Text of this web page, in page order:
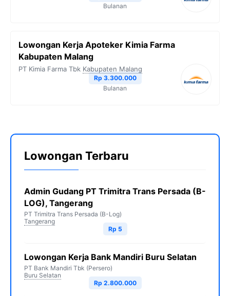
Bulanan
Lowongan Kerja Apoteker Kimia Farma
Kabupaten Malang
PT Kimia Farma Tbk Kabupaten Malang
Rp 3.300.000
Bulanan
Lowongan Terbaru
Admin Gudang PT Trimitra Trans Persada (B-
LOG), Tangerang
PT Trimitra Trans Persada (B-Log)
Tangerang
Rp 5
Lowongan Kerja Bank Mandiri Buru Selatan
PT Bank Mandiri Tbk (Persero)
Buru Selatan
Rp 2.800.000